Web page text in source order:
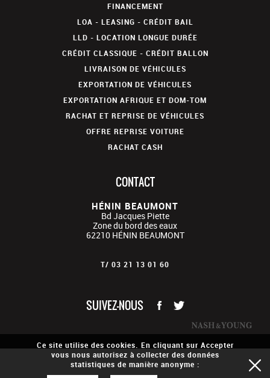
FINANCEMENT
LOA - LEASING - CRÉDIT BAIL
LLD - LOCATION LONGUE DURÉE
CRÉDIT CLASSIQUE - CRÉDIT BALLON
LIVRAISON DE VÉHICULES
EXPORTATION DE VÉHICULES
EXPORTATION AFRIQUE ET DOM-TOM
RACHAT ET REPRISE DE VÉHICULES
OFFRE REPRISE VOITURE
RACHAT CASH
CONTACT
HÉNIN BEAUMONT
Bd Jacques Piette
Zone du bord des eaux
62210 HÉNIN BEAUMONT
T/ 03 21 13 01 60
SUIVEZ-NOUS
Ce site utilise des cookies. En cliquant sur Accepter
vous nous autorisez à collecter des données
statistiques de manière anonyme :